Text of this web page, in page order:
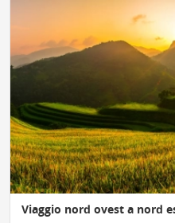
Viaggio nord ovest a nord